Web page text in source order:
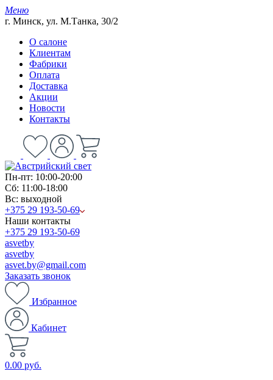
Меню
г. Минск, ул. М.Танка, 30/2
О салоне
Клиентам
Фабрики
Оплата
Доставка
Акции
Новости
Контакты
Пн-пт: 10:00-20:00
Сб: 11:00-18:00
Вс: выходной
+375 29 193-50-69
Наши контакты
+375 29 193-50-69
asvetby
asvetby
asvet.by@gmail.com
Заказать звонок
Избранное
Кабинет
0.00 руб.